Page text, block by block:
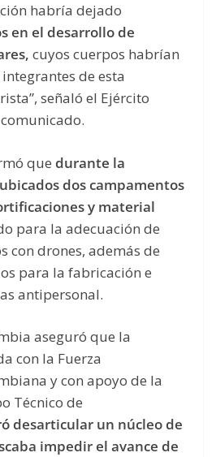
habría dejado
en el desarrollo de
cuyos cuerpos habrían
de esta
señaló el Ejército
que durante la
dos campamentos
y material
para la adecuación de
con drones, además de
para la fabricación e
antipersonal.
aseguró que la
con la Fuerza
y con apoyo de la
Técnico de
desarticular un núcleo de
impedir el avance de